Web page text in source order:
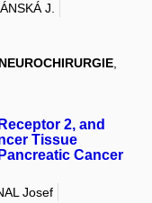
J.
2, and
Tissue
Cancer
Josef